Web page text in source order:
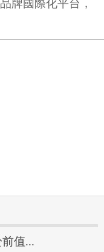
牌國際化平台，
值...